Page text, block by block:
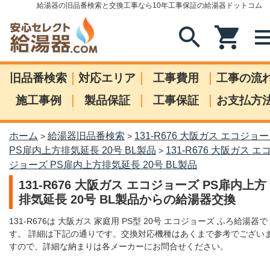
給湯器の旧品番検索と交換工事なら10年工事保証の給湯器ドットコム
search shopping_cart
旧品番検索 | 対応エリア | 工事費用 | 工事の流
施工事例
| 製品保証 | 工事保証 | お支払方
ホーム > 給湯器旧品番検索 > 131-R676 大阪ガス エコジョ
PS扉内上方排気延長 20号 BL製品 > 131-R676 大阪ガス エ
ジョーズ PS扉内上方排気延長 20号 BL製品
131-R676 大阪ガス エコジョーズ PS扉内上方
排気延長 20号 BL製品からの給湯器交換
131-R676は 大阪ガス 家庭用 PS型 20号 エコジョーズ ふろ給湯器で
す。 詳細は下記の通りです。交換対応機種はあくまで参考でござい
すので、詳細な納まりは各メーカーにお問合せください。